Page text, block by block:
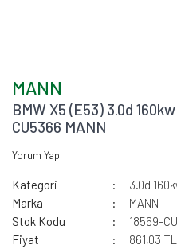
MANN
BMW X5 (E53) 3.0d
CU5366 MANN
Yorum Yap
Kategori
3.0d
Marka
MANN
Stok Kodu
18569-
Fiyat
861,03